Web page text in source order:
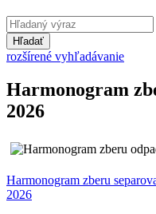
Hľadať
rozšírené vyhľadávanie
Harmonogram
2026
Harmonogram zberu
2026